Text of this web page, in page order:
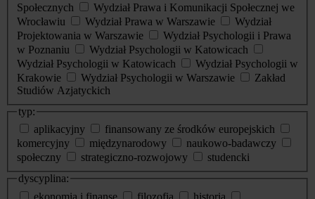
Społecznych
Wydział Prawa i Komunikacji Społecznej we
Wrocławiu
Wydział Prawa w Warszawie
Wydział
Projektowania w Warszawie
Wydział Psychologii i Prawa
w Poznaniu
Wydział Psychologii w Katowicach
Wydział Psychologii w Katowicach
Wydział Psychologii w
Krakowie
Wydział Psychologii w Warszawie
Zakład
Studiów Azjatyckich
typ:
aplikacyjny
finansowany ze środków europejskich
komercyjny
międzynarodowy
naukowo-badawczy
społeczny
strategiczno-rozwojowy
studencki
dyscyplina:
ekonomia i finanse
filozofia
historia